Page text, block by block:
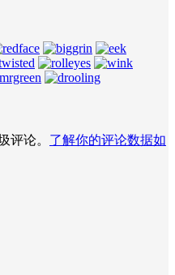
评论。 了解你的评论数据如